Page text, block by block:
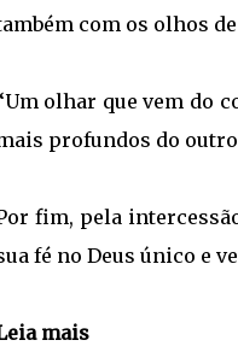
com os olhos
olhar que vem do
profundos do
fim, pela
fé no Deus único e
mais